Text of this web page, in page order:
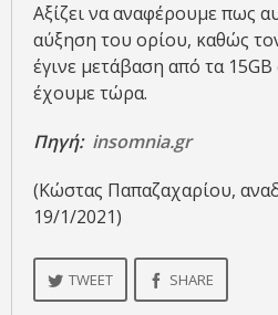
Αξίζει να αναφέρουμε πως
αύξηση του ορίου, καθώς
έγινε μετάβαση από τα
έχουμε τώρα.
Πηγή: insomnia.gr
(Κώστας Παπαζαχαρίου,
19/1/2021)
TWEET SHARE